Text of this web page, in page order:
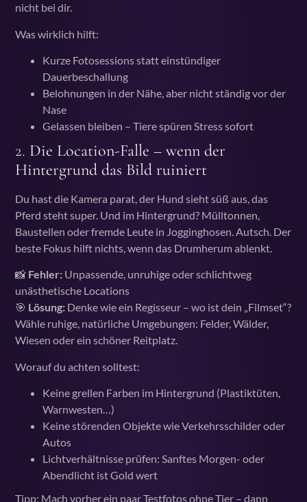
nicht bei dir.
Was wirklich hilft:
Kurze Fotosessions statt einstündiger
Dauerbeschallung
Belohnungen in der Nähe, aber nicht ständig vor der
Nase
Gelassen bleiben – Tiere spüren Stress sofort
2. Die Location-Falle – wenn der
Hintergrund das Bild ruiniert
Du hast die Kamera parat, der Hund sieht süß aus, das
Pferd steht super. Und im Hintergrund? Mülltonnen,
Baustellen oder fremde Leute in Jogginghosen. Autsch. Der
beste Fokus hilft nichts, wenn das Drumherum ablenkt.
📸 Fehler: Unpassende, unruhige oder schlichtweg
unästhetische Locations
🎯 Lösung: Denke wie ein Regisseur – wo ist dein „Filmset“?
Wähle ruhige, natürliche Umgebungen: Felder, Wälder,
Wiesen oder ein schöner Reitplatz.
Worauf du achten solltest:
Keine grellen Farben im Hintergrund (Plastiktüten,
Warnwesten…)
Keine störenden Objekte wie Verkehrsschilder oder
Autos
Lichtverhältnisse prüfen: Sanftes Morgen- oder
Abendlicht ist Gold wert
Tipp: Mach vorher ein paar Testfotos ohne Tier – dann